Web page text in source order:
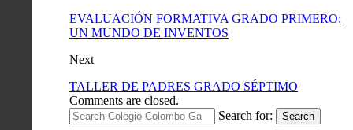
EVALUACIÓN FORMATIVA GRADO PRIMERO:
UN MUNDO DE INVENTOS
Next
TALLER DE PADRES GRADO SÉPTIMO
Comments are closed.
Search for:
Search